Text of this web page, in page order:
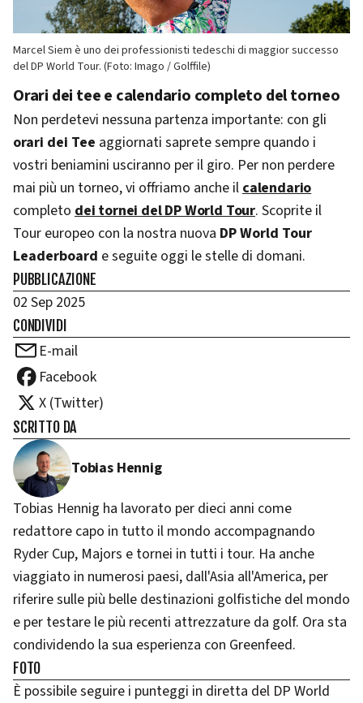
Marcel Siem è uno dei professionisti tedeschi di maggior successo
del DP World Tour. (Foto: Imago / Golffile)
Orari dei tee e calendario completo del torneo
Non perdetevi nessuna partenza importante: con gli
orari dei Tee aggiornati saprete sempre quando i
vostri beniamini usciranno per il giro. Per non perdere
mai più un torneo, vi offriamo anche ilcalendario
completo dei tornei del DP World Tour. Scoprite il
Tour europeo con la nostra nuova DP World Tour
Leaderboard e seguite oggi le stelle di domani.
PUBBLICAZIONE
02 Sep 2025
CONDIVIDI
E-mail
Facebook
X (Twitter)
SCRITTO DA
Tobias Hennig
Tobias Hennig ha lavorato per dieci anni come
redattore capo in tutto il mondo accompagnando
Ryder Cup, Majors e tornei in tutti i tour. Ha anche
viaggiato in numerosi paesi, dall'Asia all'America, per
riferire sulle più belle destinazioni golfistiche del mondo
e per testare le più recenti attrezzature da golf. Ora sta
condividendo la sua esperienza con Greenfeed.
FOTO
È possibile seguire i punteggi in diretta del DP World